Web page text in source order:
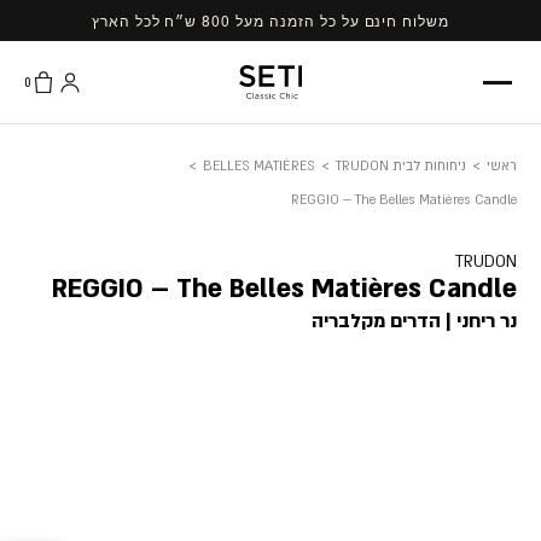
content
משלוח חינם על כל הזמנה מעל 800 ש״ח לכל הארץ
0
ראשי > ניחוחות לבית TRUDON >
BELLES MATIÈRES
>
REGGIO – The Belles Matières Candle
TRUDON
REGGIO – The Belles Matières Candle
נר ריחני | הדרים מקלבריה